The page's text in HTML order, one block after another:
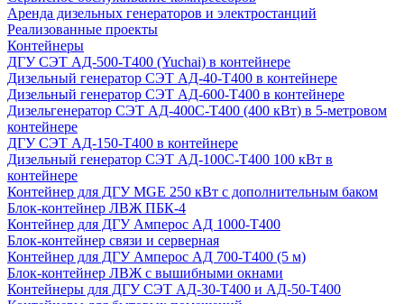
Аренда дизельных генераторов и электростанций
Реализованные проекты
Контейнеры
ДГУ СЭТ АД-500-Т400 (Yuchai) в контейнере
Дизельный генератор СЭТ АД-40-Т400 в контейнере
Дизельный генератор СЭТ АД-600-Т400 в контейнере
Дизельгенератор СЭТ АД-400С-Т400 (400 кВт) в 5-метровом
контейнере
ДГУ СЭТ АД-150-Т400 в контейнере
Дизельный генератор СЭТ АД-100С-Т400 100 кВт в
контейнере
Контейнер для ДГУ MGE 250 кВт с дополнительным баком
Блок-контейнер ЛВЖ ПБК-4
Контейнер для ДГУ Амперос АД 1000-Т400
Блок-контейнер связи и серверная
Контейнер для ДГУ Амперос АД 700-Т400 (5 м)
Блок-контейнер ЛВЖ с вышибными окнами
Контейнеры для ДГУ СЭТ АД-30-Т400 и АД-50-Т400